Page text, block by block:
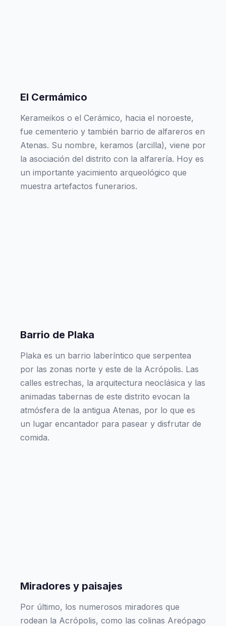
El Cermámico
Kerameikos o el Cerámico, hacia el noroeste,
fue cementerio y también barrio de alfareros en
Atenas. Su nombre, keramos (arcilla), viene por
la asociación del distrito con la alfarería. Hoy es
un importante yacimiento arqueológico que
muestra artefactos funerarios.
Barrio de Plaka
Plaka es un barrio laberíntico que serpentea
por las zonas norte y este de la Acrópolis. Las
calles estrechas, la arquitectura neoclásica y las
animadas tabernas de este distrito evocan la
atmósfera de la antigua Atenas, por lo que es
un lugar encantador para pasear y disfrutar de
comida.
Miradores y paisajes
Por último, los numerosos miradores que
rodean la Acrópolis, como las colinas Areópago